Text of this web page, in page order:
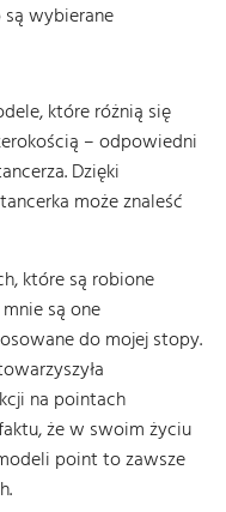
wybierane
które różnią się
– odpowiedni
Dzięki
może znaleść
które są robione
są one
do mojej stopy.
na pointach
że w swoim życiu
point to zawsze